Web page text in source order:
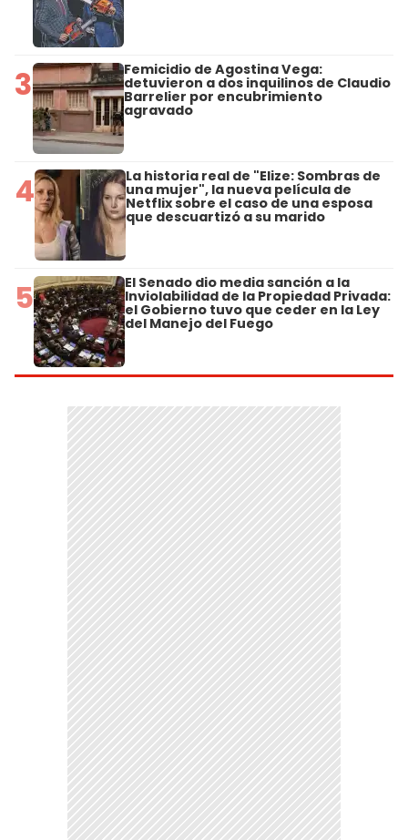
3 Femicidio de Agostina Vega:
detuvieron a dos inquilinos de Claudio
Barrelier por encubrimiento
agravado
4 La historia real de "Elize: Sombras de
una mujer", la nueva película de
Netflix sobre el caso de una esposa
que descuartizó a su marido
5 El Senado dio media sanción a la
Inviolabilidad de la Propiedad Privada:
el Gobierno tuvo que ceder en la Ley
del Manejo del Fuego